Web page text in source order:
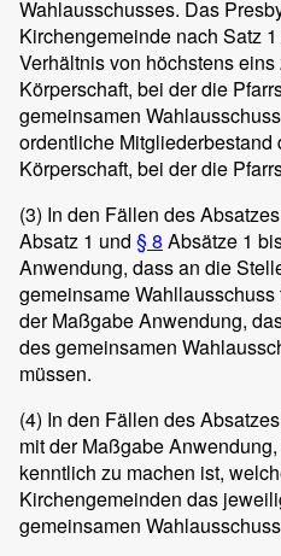
Wahlausschusses. Das
Kirchengemeinde nach Satz
Verhältnis von höchstens
Körperschaft, bei der die
gemeinsamen
ordentliche Mitgliederbestand
Körperschaft, bei der die
(3) In den Fällen des
Absatz 1 und § 8 Absätze 1
Anwendung, dass an die
gemeinsame Wahllausschuss
der Maßgabe Anwendung,
des gemeinsamen
müssen.
(4) In den Fällen des
mit der Maßgabe
kenntlich zu machen ist,
Kirchengemeinden das
gemeinsamen